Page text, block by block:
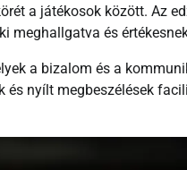
a játékosok között. Az
meghallgatva és
a bizalom és a
nyílt megbeszélések